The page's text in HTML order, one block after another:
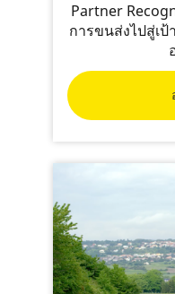
Partner
การขนส่งไปสู่เ